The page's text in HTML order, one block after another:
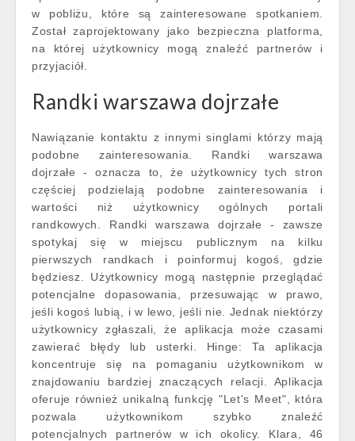
w pobliżu, które są zainteresowane spotkaniem.
Został zaprojektowany jako bezpieczna platforma,
na której użytkownicy mogą znaleźć partnerów i
przyjaciół.
Randki warszawa dojrzałe
Nawiązanie kontaktu z innymi singlami którzy mają
podobne zainteresowania. Randki warszawa
dojrzałe - oznacza to, że użytkownicy tych stron
częściej podzielają podobne zainteresowania i
wartości niż użytkownicy ogólnych portali
randkowych. Randki warszawa dojrzałe - zawsze
spotykaj się w miejscu publicznym na kilku
pierwszych randkach i poinformuj kogoś, gdzie
będziesz. Użytkownicy mogą następnie przeglądać
potencjalne dopasowania, przesuwając w prawo,
jeśli kogoś lubią, i w lewo, jeśli nie. Jednak niektórzy
użytkownicy zgłaszali, że aplikacja może czasami
zawierać błędy lub usterki. Hinge: Ta aplikacja
koncentruje się na pomaganiu użytkownikom w
znajdowaniu bardziej znaczących relacji. Aplikacja
oferuje również unikalną funkcję "Let's Meet", która
pozwala użytkownikom szybko znaleźć
potencjalnych partnerów w ich okolicy. Klara, 46